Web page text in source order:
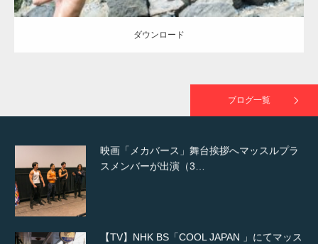
ダウンロード
ブログ一覧
映画「メカバース」舞台挨拶へマッスルプラ
スメンバーが出演（3…
【TV】NHK BS「COOL JAPAN 」にてマッス